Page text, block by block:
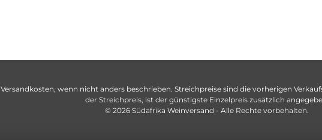
Versandkosten, wenn nicht anders beschrieben. Streichpreise sind die vorherigen
der Streichpreis, ist der günstigste Einzelpreis zusätzlich
© 2026 Südafrika Weinversand - Alle Rechte vorbehalten.